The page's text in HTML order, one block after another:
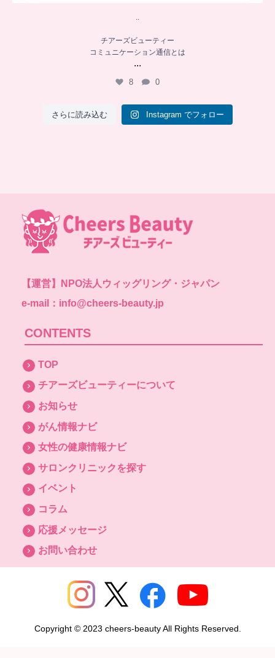
..
チアーズビューティー
コミュニケーション通信とは
...
8 0
さらに読み込む Instagram でフォロー
【運営】
NPO法人ウィッグリング・ジャパン
e-mail：info@cheers-beauty.jp
CONTENTS
TOP
チアーズビューティーについて
お知らせ
がん情報ナビ
女性の健康情報ナビ
サロンクリニックを探す
イベント
コラム
応援メッセージ
お問い合わせ
Copyright © 2023 cheers-beauty All Rights Reserved.